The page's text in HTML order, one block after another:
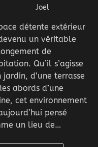
Joel
détente extérieur
un véritable
de
Qu’il s’agisse
jardin, d’une terrasse
abords d’une
cet environnement
pensé
un lieu de…